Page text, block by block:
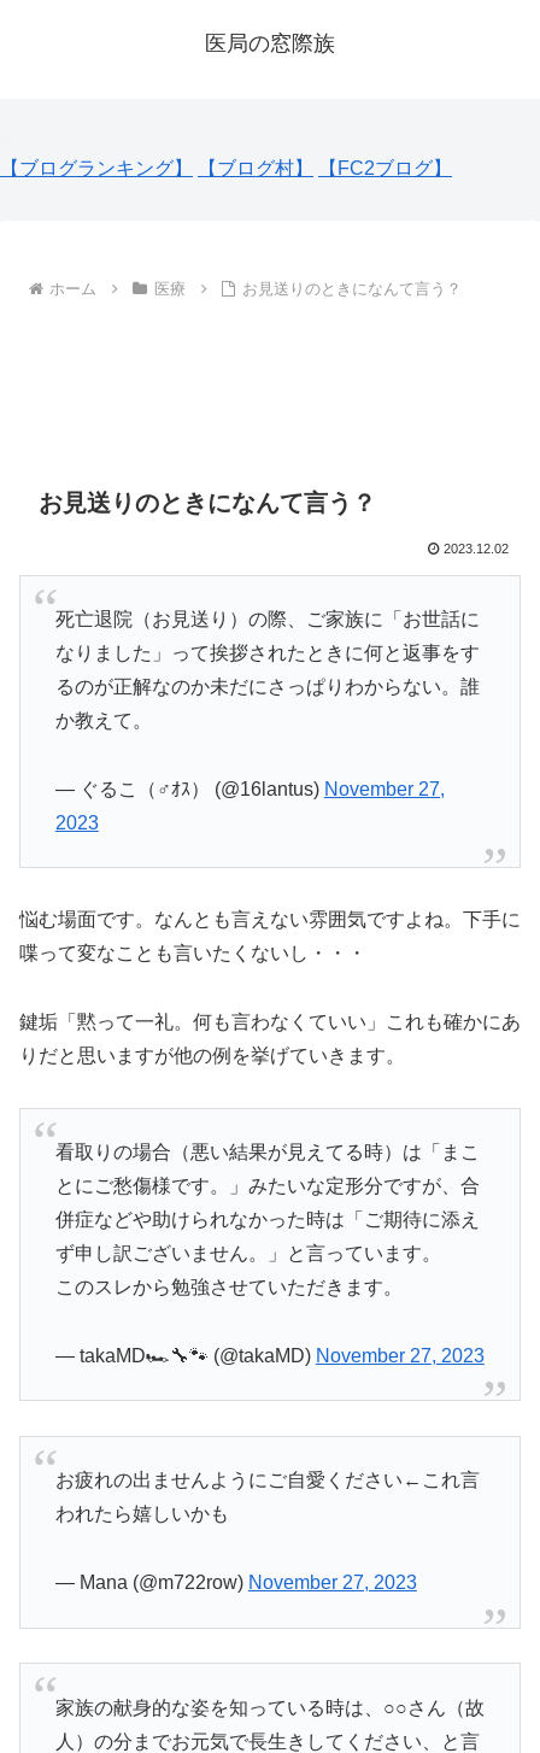
医局の窓際族
【ブログランキング】 【ブログ村】 【FC2ブログ】
ホーム 医療 お見送りのときになんて言う？
お見送りのときになんて言う？
2023.12.02
死亡退院（お見送り）の際、ご家族に「お世話に
なりました」って挨拶されたときに何と返事をす
るのが正解なのか未だにさっぱりわからない。誰
か教えて。
— ぐるこ（♂ｵｽ） (@16lantus) November 27,
2023
悩む場面です。なんとも言えない雰囲気ですよね。下手に
喋って変なことも言いたくないし・・・
鍵垢「黙って一礼。何も言わなくていい」これも確かにあ
りだと思いますが他の例を挙げていきます。
看取りの場合（悪い結果が見えてる時）は「まこ
とにご愁傷様です。」みたいな定形分ですが、合
併症などや助けられなかった時は「ご期待に添え
ず申し訳ございません。」と言っています。
このスレから勉強させていただきます。
— takaMD🏎️🔧🐾 (@takaMD) November 27, 2023
お疲れの出ませんようにご自愛ください←これ言
われたら嬉しいかも
— Mana (@m722row) November 27, 2023
家族の献身的な姿を知っている時は、○○さん（故
人）の分までお元気で長生きしてください、と言